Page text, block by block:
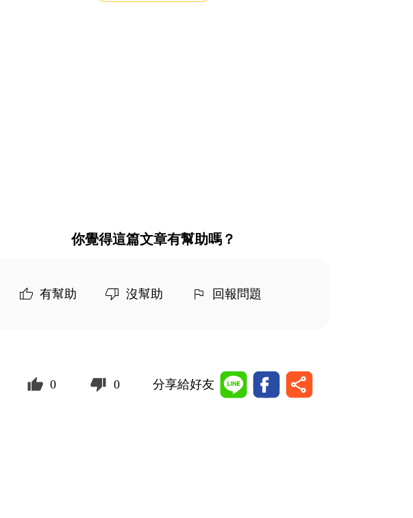
你覺得這篇文章有幫助嗎？
有幫助 沒幫助 回報問題
0 0 分享給好友